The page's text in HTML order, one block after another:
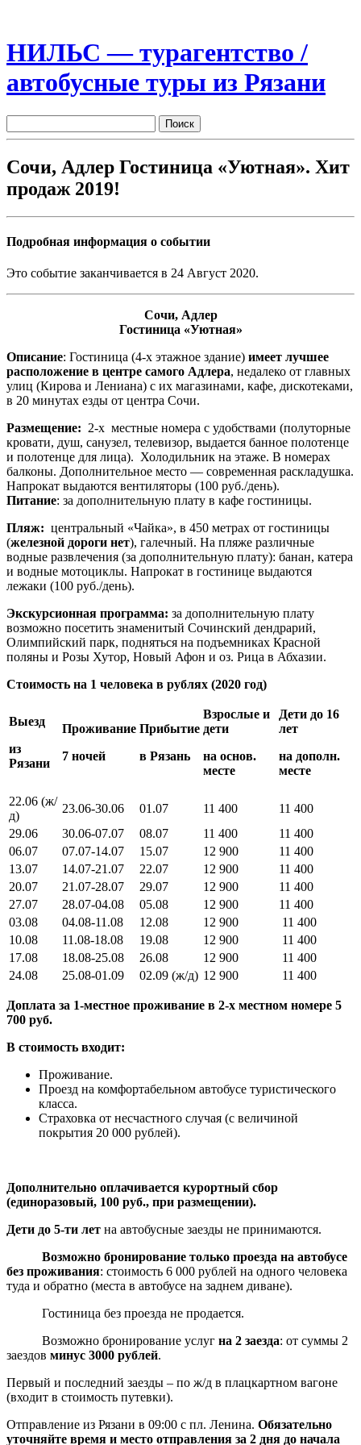
НИЛЬС — турагентство /
автобусные туры из Рязани
Сочи, Адлер Гостиница «Уютная». Хит
продаж 2019!
Подробная информация о событии
Это событие заканчивается в 24 Август 2020.
Сочи, Адлер
Гостиница «Уютная»
Описание: Гостиница (4-х этажное здание) имеет лучшее
расположение в центре самого Адлера, недалеко от главных
улиц (Кирова и Лениана) с их магазинами, кафе, дискотеками,
в 20 минутах езды от центра Сочи.
Размещение: 2-х местные номера с удобствами (полуторные
кровати, душ, санузел, телевизор, выдается банное полотенце
и полотенце для лица). Холодильник на этаже. В номерах
балконы. Дополнительное место — современная раскладушка.
Напрокат выдаются вентиляторы (100 руб./день).
Питание: за дополнительную плату в кафе гостиницы.
Пляж: центральный «Чайка», в 450 метрах от гостиницы
(железной дороги нет), галечный. На пляже различные
водные развлечения (за дополнительную плату): банан, катера
и водные мотоциклы. Напрокат в гостинице выдаются
лежаки (100 руб./день).
Экскурсионная программа: за дополнительную плату
возможно посетить знаменитый Сочинский дендрарий,
Олимпийский парк, подняться на подъемниках Красной
поляны и Розы Хутор, Новый Афон и оз. Рица в Абхазии.
Стоимость на 1 человека в рублях (2020 год)
Выезд
из
Рязани
Проживание
7 ночей
Прибытие
в Рязань
Взрослые и
дети
на основ.
месте
Дети до 16
лет
на дополн.
месте
22.06 (ж/
д)
23.06-30.06 01.07 11 400
11 400
29.06
30.06-07.07 08.07 11 400
11 400
06.07
07.07-14.07 15.07 12 900
11 400
13.07
14.07-21.07 22.07 12 900
11 400
20.07
21.07-28.07 29.07 12 900
11 400
27.07
28.07-04.08 05.08 12 900
11 400
03.08
04.08-11.08 12.08 12 900
11 400
10.08
11.08-18.08 19.08 12 900
11 400
17.08
18.08-25.08 26.08 12 900
11 400
24.08
25.08-01.09 02.09 (ж/д) 12 900 11 400
Доплата за 1-местное проживание в 2-х местном номере 5
700 руб.
В стоимость входит:
Проживание.
Проезд на комфортабельном автобусе туристического
класса.
Страховка от несчастного случая (с величиной
покрытия 20 000 рублей).
Дополнительно оплачивается курортный сбор
(единоразовый, 100 руб., при размещении).
Дети до 5-ти лет на автобусные заезды не принимаются.
Возможно бронирование только проезда на автобусе
без проживания: стоимость 6 000 рублей на одного человека
туда и обратно (места в автобусе на заднем диване).
Гостиница без проезда не продается.
Возможно бронирование услуг на 2 заезда: от суммы 2
заездов минус 3000 рублей.
Первый и последний заезды – по ж/д в плацкартном вагоне
(входит в стоимость путевки).
Отправление из Рязани в 09:00 с пл. Ленина. Обязательно
уточняйте время и место отправления за 2 дня до начала